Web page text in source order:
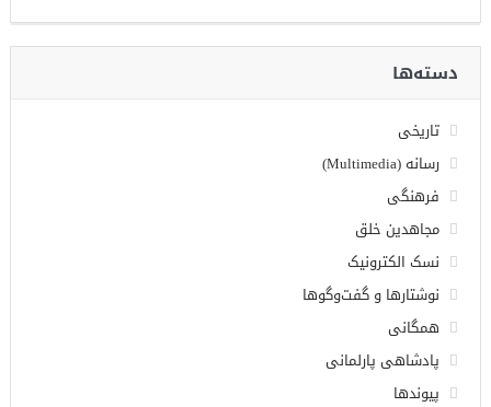
دسته‌ها
تاریخی
رسانه (Multimedia)
فرهنگی
مجاهدین خلق
نسک الکترونیک
نوشتارها و گفت‌وگوها
همگانی
پادشاهی پارلمانی
پیوندها